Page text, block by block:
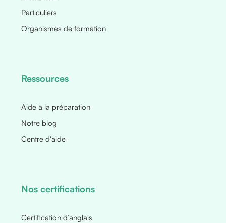
Particuliers
Organismes de formation
Ressources
Aide à la préparation
Notre blog
Centre d'aide
Nos certifications
Certification d’anglais